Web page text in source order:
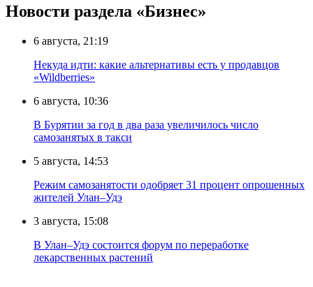
Новости раздела «Бизнес»
6 августа, 21:19
Некуда идти: какие альтернативы есть у продавцов
«Wildberries»
6 августа, 10:36
В Бурятии за год в два раза увеличилось число
самозанятых в такси
5 августа, 14:53
Режим самозанятости одобряет 31 процент опрошенных
жителей Улан–Удэ
3 августа, 15:08
В Улан–Удэ состоится форум по переработке
лекарственных растений